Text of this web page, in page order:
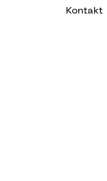
Kontakt